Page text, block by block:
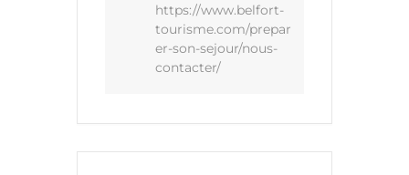
https://www.belfort-
tourisme.com/prepar
er-son-sejour/nous-
contacter/